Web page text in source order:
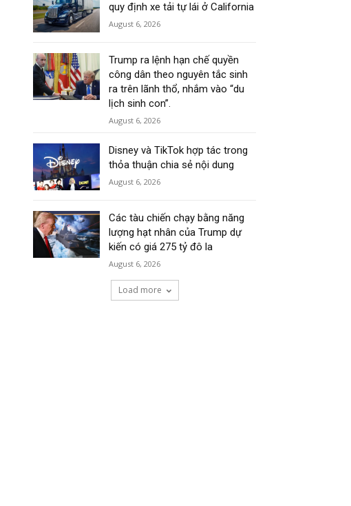
quy định xe tải tự lái ở California
August 6, 2026
Trump ra lệnh hạn chế quyền
công dân theo nguyên tắc sinh
ra trên lãnh thổ, nhắm vào “du
lịch sinh con”.
August 6, 2026
Disney và TikTok hợp tác trong
thỏa thuận chia sẻ nội dung
August 6, 2026
Các tàu chiến chạy bằng năng
lượng hạt nhân của Trump dự
kiến có giá 275 tỷ đô la
August 6, 2026
Load more